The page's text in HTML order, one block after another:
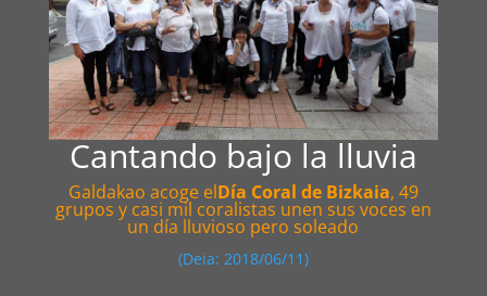
Cantando bajo la lluvia
Galdakao acoge elDía Coral de Bizkaia, 49
grupos y casi mil coralistas unen sus voces en
un día lluvioso pero soleado
(Deia: 2018/06/11)